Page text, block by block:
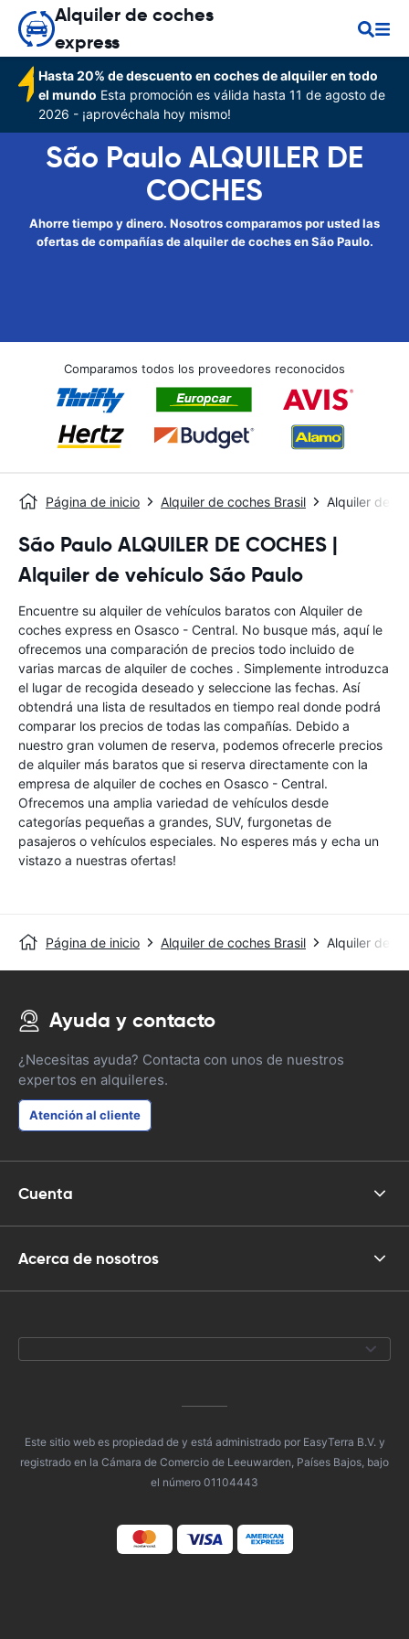
Alquiler de coches
express
Hasta 20% de descuento en coches de alquiler en todo
el mundo Esta promoción es válida hasta 11 de agosto de
2026 - ¡aprovéchala hoy mismo!
São Paulo ALQUILER DE
COCHES
Ahorre tiempo y dinero. Nosotros comparamos por usted las
ofertas de compañías de alquiler de coches en São Paulo.
Comparamos todos los proveedores reconocidos
Página de inicio Alquiler de coches Brasil Alquiler de
São Paulo ALQUILER DE COCHES |
Alquiler de vehículo São Paulo
Encuentre su alquiler de vehículos baratos con Alquiler de
coches express en Osasco - Central. No busque más, aquí le
ofrecemos una comparación de precios todo incluido de
varias marcas de alquiler de coches . Simplemente introduzca
el lugar de recogida deseado y seleccione las fechas. Así
obtendrá una lista de resultados en tiempo real donde podrá
comparar los precios de todas las compañías. Debido a
nuestro gran volumen de reserva, podemos ofrecerle precios
de alquiler más baratos que si reserva directamente con la
empresa de alquiler de coches en Osasco - Central.
Ofrecemos una amplia variedad de vehículos desde
categorías pequeñas a grandes, SUV, furgonetas de
pasajeros o vehículos especiales. No esperes más y echa un
vistazo a nuestras ofertas!
Página de inicio Alquiler de coches Brasil Alquiler de
Ayuda y contacto
¿Necesitas ayuda? Contacta con unos de nuestros
expertos en alquileres.
Atención al cliente
Cuenta
Acerca de nosotros
Este sitio web es propiedad de y está administrado por EasyTerra B.V. y
registrado en la Cámara de Comercio de Leeuwarden, Países Bajos, bajo
el número 01104443